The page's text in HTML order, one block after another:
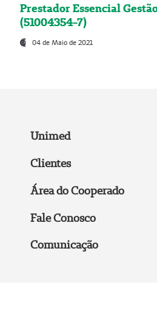
Prestador Essencial
(51004354-7)
04 de Maio de 2021
Unimed
Clientes
Área do Cooperado
Fale Conosco
Comunicação